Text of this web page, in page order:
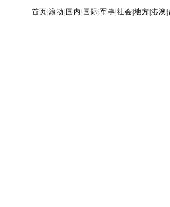
首页 滚动 国内 国际 军事 社会 地方 港澳